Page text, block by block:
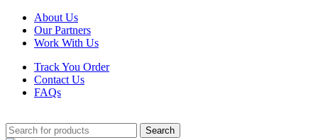
About Us
Our Partners
Work With Us
Track You Order
Contact Us
FAQs
Search